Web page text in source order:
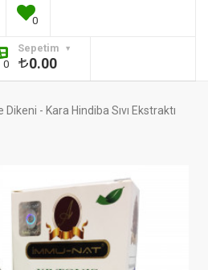
0
Sepetim
0
0.00
- Kara Hindiba Sıvı Ekstraktı